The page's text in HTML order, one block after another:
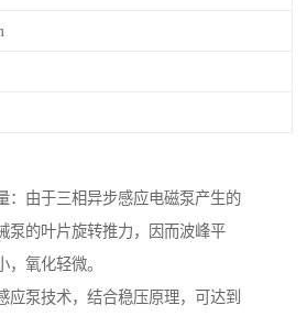
：由于三相异步感应电磁泵产生的
泵的叶片旋转推力，因而波峰平
，氧化轻微。
应泵技术，结合稳压原理，可达到